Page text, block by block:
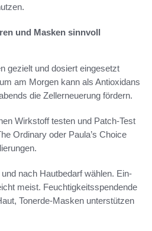
und Masken sinnvoll
gezielt und dosiert eingesetzt
am Morgen kann als Antioxidans
die Zellerneuerung fördern.
Wirkstoff testen und Patch-Test
Ordinary oder Paula’s Choice
nach Hautbedarf wählen. Ein-
meist. Feuchtigkeitsspendende
Tonerde-Masken unterstützen